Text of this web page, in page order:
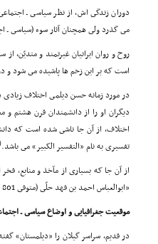
دوران زندگى اش، از نظر سیاسى ـ
مى گذرد ولى همچنان آثار سوء (سیاسى ـ
روح و روان ایرانیان غیرتمند و متدیّن،
است که بر این زخم ها پاشیده مى شود
در مورد زمانه حسن دیلمى اختلاف
دیگران او را از دانشمندان قرن هشتم
اختلاف، از آن جا ناشى شده است که
تفسیرى به نام «التفسیر الکبیر» مى باشد.(
«ابوالعباس احمد بن فهد حلّى (متوفى 801 هـ .) را از شاگردان وى دانسته انددیلمى را مى توان از علماى قرن هشتم هجرى به حساب آورد.
موقعیت جغرافیایى و اوضاع سیاسى ـ
در قدیم، سراسر گیلان را «دیلمستان»